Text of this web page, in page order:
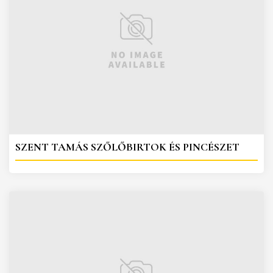
SZENT TAMÁS SZŐLŐBIRTOK ÉS PINCÉSZET